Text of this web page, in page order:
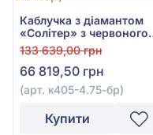
Каблучка з діамантом
«Солітер» з червоного
золота 585° з діамантом
0,4ct, арт. к405-4.75к-бр
133 639,00 грн
66 819,50 грн
(арт. к405-4.75-бр)
Купити